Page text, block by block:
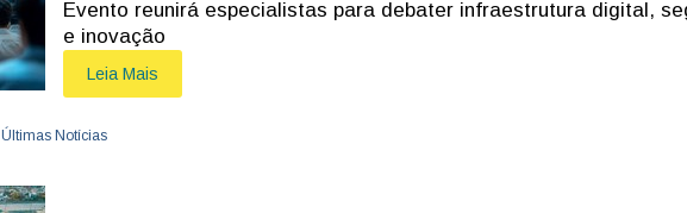
Evento reunirá especialistas para debater infraestrutura digital,
e inovação
Leia Mais
Últimas Notícias